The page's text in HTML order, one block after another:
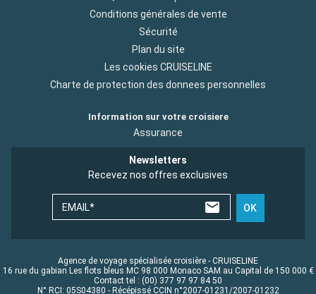
Conditions générales de vente
Sécurité
Plan du site
Les cookies CRUISELINE
Charte de protection des donnees personnelles
Information sur votre croisiere
Assurance
Newsletters
Recevez nos offres exclusives
EMAIL* OK
Agence de voyage spécialisée croisière - CRUISELINE
16 rue du gabian Les flots bleus MC 98 000 Monaco SAM au Capital de 150 000 €
Contact tel : (00) 377 97 97 84 50
N° RCI: 05S04380 - Récépissé CCIN n°2007-01231/2007-01232